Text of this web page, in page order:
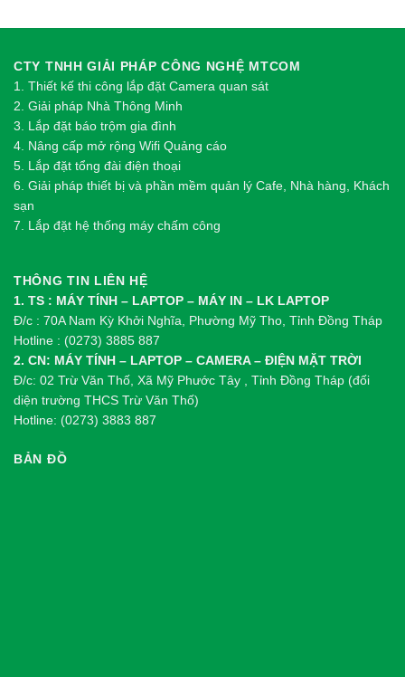
CTY TNHH GIẢI PHÁP CÔNG NGHỆ MTCOM
1. Thiết kế thi công lắp đặt Camera quan sát
2. Giải pháp Nhà Thông Minh
3. Lắp đặt báo trộm gia đình
4. Nâng cấp mở rộng Wifi Quảng cáo
5. Lắp đặt tổng đài điện thoại
6. Giải pháp thiết bị và phần mềm quản lý Cafe, Nhà hàng, Khách
sạn
7. Lắp đặt hệ thống máy chấm công
THÔNG TIN LIÊN HỆ
1. TS : MÁY TÍNH – LAPTOP – MÁY IN – LK LAPTOP
Đ/c : 70A Nam Kỳ Khởi Nghĩa, Phường Mỹ Tho, Tỉnh Đồng Tháp
Hotline : (0273) 3885 887
2. CN: MÁY TÍNH – LAPTOP – CAMERA – ĐIỆN MẶT TRỜI
Đ/c: 02 Trừ Văn Thố, Xã Mỹ Phước Tây , Tỉnh Đồng Tháp (đối
diện trường THCS Trừ Văn Thố)
Hotline: (0273) 3883 887
BẢN ĐỒ